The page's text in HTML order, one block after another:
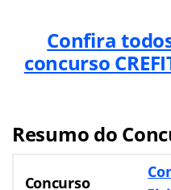
Confira
concurso
Resumo do
Concurso